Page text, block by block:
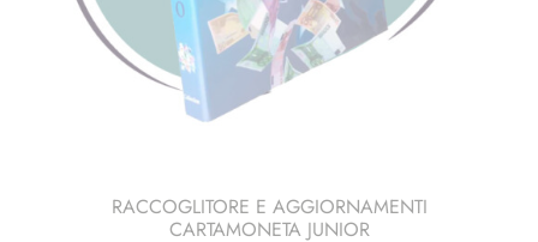
RACCOGLITORE E AGGIORNAMENTI
CARTAMONETA JUNIOR